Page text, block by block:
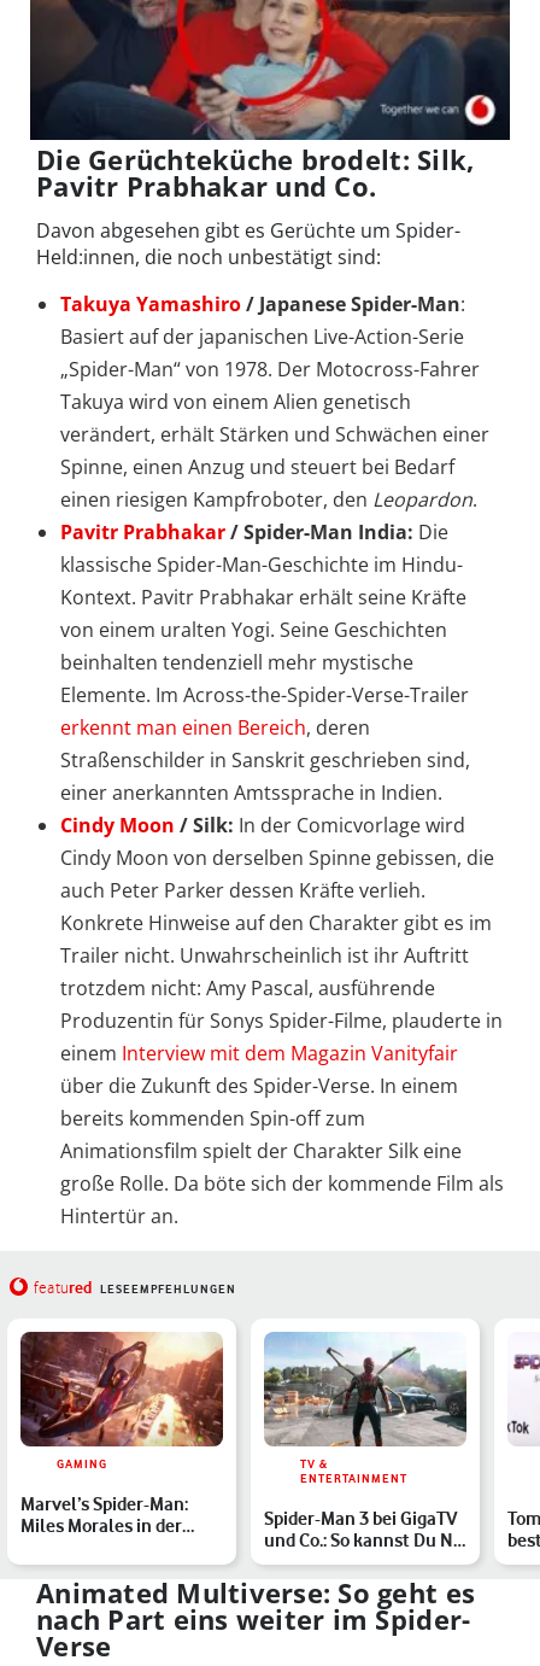
Die Gerüchteküche brodelt: Silk,
Pavitr Prabhakar und Co.
Davon abgesehen gibt es Gerüchte um Spider-
Held:innen, die noch unbestätigt sind:
Takuya Yamashiro/ Japanese Spider-Man:
Basiert auf der japanischen Live-Action-Serie
„Spider-Man“ von 1978. Der Motocross-Fahrer
Takuya wird von einem Alien genetisch
verändert, erhält Stärken und Schwächen einer
Spinne, einen Anzug und steuert bei Bedarf
einen riesigen Kampfroboter, den Leopardon.
Pavitr Prabhakar/ Spider-Man India: Die
klassische Spider-Man-Geschichte im Hindu-
Kontext. Pavitr Prabhakar erhält seine Kräfte
von einem uralten Yogi. Seine Geschichten
beinhalten tendenziell mehr mystische
Elemente. Im Across-the-Spider-Verse-Trailer
erkennt man einen Bereich, deren
Straßenschilder in Sanskrit geschrieben sind,
einer anerkannten Amtssprache in Indien.
Cindy Moon / Silk: In der Comicvorlage wird
Cindy Moon von derselben Spinne gebissen, die
auch Peter Parker dessen Kräfte verlieh.
Konkrete Hinweise auf den Charakter gibt es im
Trailer nicht. Unwahrscheinlich ist ihr Auftritt
trotzdem nicht: Amy Pascal, ausführende
Produzentin für Sonys Spider-Filme, plauderte in
einem Interview mit dem Magazin Vanityfair
über die Zukunft des Spider-Verse. In einem
bereits kommenden Spin-off zum
Animationsfilm spielt der Charakter Silk eine
große Rolle. Da böte sich der kommende Film als
Hintertür an.
featured LESEEMPFEHLUNGEN
GAMING
Marvel’s Spider-Man:
Miles Morales in der
TV &
ENTERTAINMENT
Spider-Man 3 bei GigaTV
und Co.: So kannst Du No
Way Home streame…
Animated Multiverse: So geht es
nach Part eins weiter im Spider-
Verse